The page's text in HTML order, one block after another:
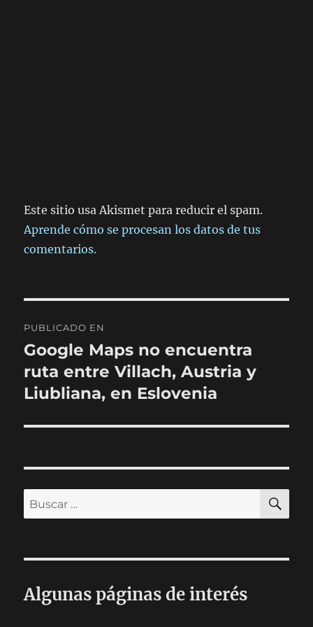
Este sitio usa Akismet para reducir el spam.
Aprende cómo se procesan los datos de tus
comentarios.
de
entradas
PUBLICADO EN
Google Maps no encuentra
ruta entre Villach, Austria y
Liubliana, en Eslovenia
Buscar
por:
Algunas páginas de interés